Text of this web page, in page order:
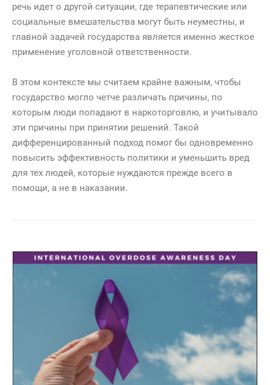
речь идет о другой ситуации, где терапевтические или
социальные вмешательства могут быть неуместны, и
главной задачей государства является именно жесткое
применение уголовной ответственности.
В этом контексте мы считаем крайне важным, чтобы
государство могло четче различать причины, по
которым люди попадают в наркоторговлю, и учитывало
эти причины при принятии решений. Такой
дифференцированный подход помог бы одновременно
повысить эффективность политики и уменьшить вред
для тех людей, которые нуждаются прежде всего в
помощи, а не в наказании.